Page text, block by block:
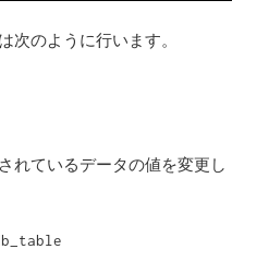
次のように行います。
れているデータの値を変更し